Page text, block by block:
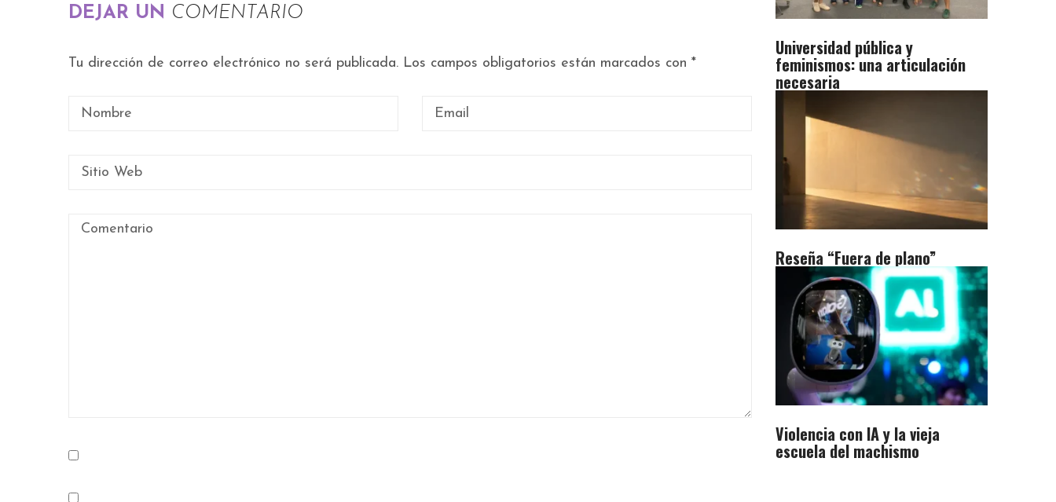
DEJAR UN COMENTARIO
Tu dirección de correo electrónico no será publicada. Los campos obligatorios están marcados con *
Universidad pública y
feminismos: una articulación
necesaria
Reseña “Fuera de plano”
Violencia con IA y la vieja
escuela del machismo